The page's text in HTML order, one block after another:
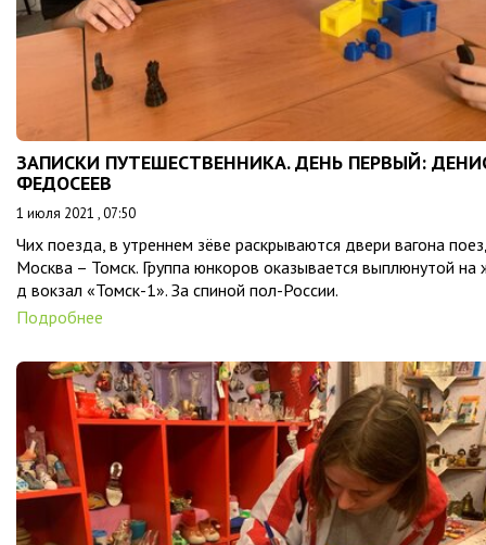
ЗАПИСКИ ПУТЕШЕСТВЕННИКА. ДЕНЬ ПЕРВЫЙ:
ФЕДОСЕЕВ
1 июля 2021 , 07:50
Чих поезда, в утреннем зёве раскрываются двери вагона
Москва – Томск. Группа юнкоров оказывается выплюнутой на
д вокзал «Томск-1». За спиной пол-России.
Подробнее